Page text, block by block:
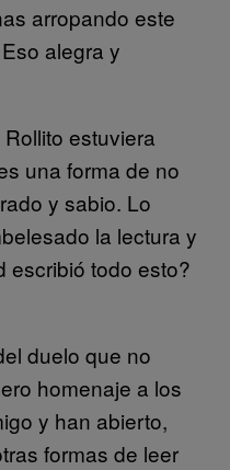
arropando este
alegra y
estuviera
una forma de no
y sabio. Lo
la lectura y
escribió todo esto?
duelo que no
homenaje a los
y han abierto,
formas de leer